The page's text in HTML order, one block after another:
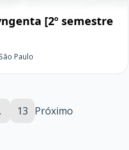
[2º semestre
São Paulo
13 Próximo